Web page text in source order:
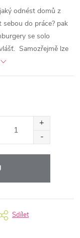
odnést domů z
do práce? pak
se solo
Samozřejmě lze
Sdílet